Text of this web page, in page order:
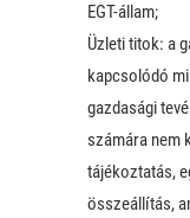
EGT-állam;
Üzleti titok: a
kapcsolódó
gazdasági
számára nem
tájékoztatás,
összeállítás,